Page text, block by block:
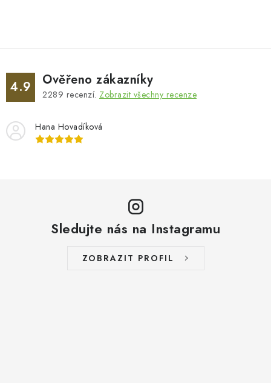
4.9 Ověřeno zákazníky
2289 recenzí. Zobrazit všechny recenze
Hana Hovadíková
Sledujte nás na Instagramu
ZOBRAZIT PROFIL